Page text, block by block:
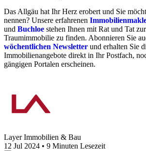
Das Allgäu hat Ihr Herz erobert und Sie
nennen? Unsere erfahrenen
und Buchloe stehen Ihnen mit Rat und Tat
Traumimmobilie zu finden. Abonnieren Sie
wöchentlichen Newsletter und erhalten Sie
Immobilienangebote direkt in Ihr Postfach,
gängigen Portalen erscheinen.
Layer Immobilien & Bau
12 Jul 2024 • 9 Minuten Lesezeit